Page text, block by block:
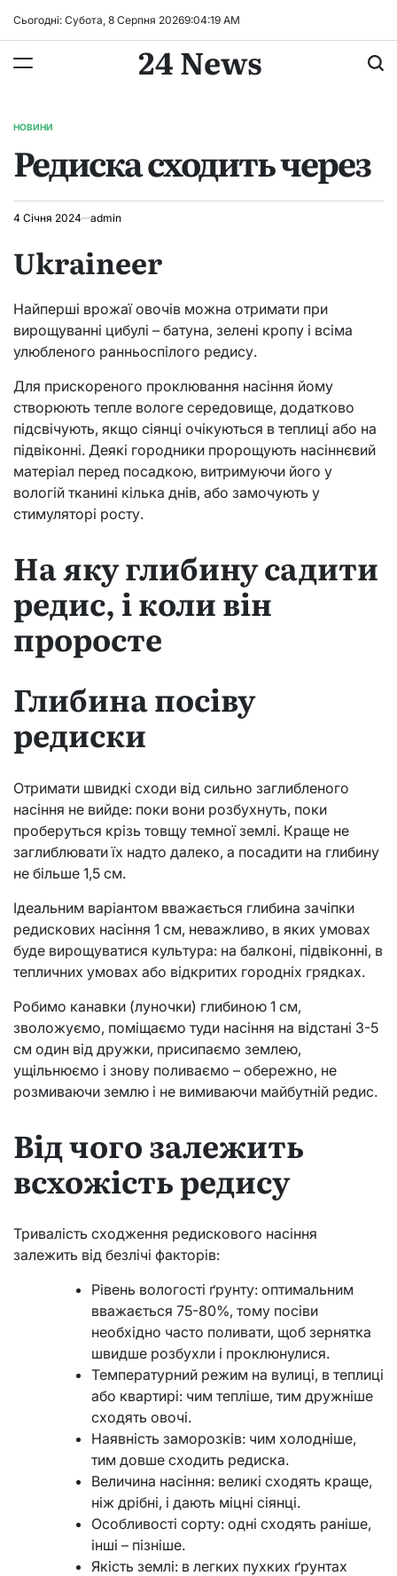
Сьогодні: Субота, 8 Серпня 20269:04:20 AM
24 News
ОПУБЛІКУВАТИ
НОВИНИ
Редиска сходить через
4 Січня 2024 admin
Ukraineer
Найперші врожаї овочів можна отримати при
вирощуванні цибулі – батуна, зелені кропу і всіма
улюбленого ранньоспілого редису.
Для прискореного проклювання насіння йому
створюють тепле вологе середовище, додатково
підсвічують, якщо сіянці очікуються в теплиці або на
підвіконні. Деякі городники пророщують насіннєвий
матеріал перед посадкою, витримуючи його у
вологій тканині кілька днів, або замочують у
стимуляторі росту.
На яку глибину садити
редис, і коли він
проросте
Глибина посіву
редиски
Отримати швидкі сходи від сильно заглибленого
насіння не вийде: поки вони розбухнуть, поки
проберуться крізь товщу темної землі. Краще не
заглиблювати їх надто далеко, а посадити на глибину
не більше 1,5 см.
Ідеальним варіантом вважається глибина зачіпки
редискових насіння 1 см, неважливо, в яких умовах
буде вирощуватися культура: на балконі, підвіконні, в
тепличних умовах або відкритих городніх грядках.
Робимо канавки (луночки) глибиною 1 см,
зволожуємо, поміщаємо туди насіння на відстані 3-5
см один від дружки, присипаємо землею,
ущільнюємо і знову поливаємо – обережно, не
розмиваючи землю і не вимиваючи майбутній редис.
Від чого залежить
всхожість редису
Тривалість сходження редискового насіння
залежить від безлічі факторів:
Рівень вологості ґрунту: оптимальним
вважається 75-80%, тому посіви
необхідно часто поливати, щоб зернятка
швидше розбухли і проклюнулися.
Температурний режим на вулиці, в теплиці
або квартирі: чим тепліше, тим дружніше
сходять овочі.
Наявність заморозків: чим холодніше,
тим довше сходить редиска.
Величина насіння: великі сходять краще,
ніж дрібні, і дають міцні сіянці.
Особливості сорту: одні сходять раніше,
інші – пізніше.
Якість землі: в легких пухких ґрунтах